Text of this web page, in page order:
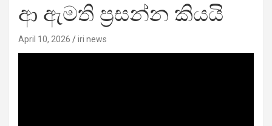
ආ ඇමති ප්‍රසන්න කියයි
April 10, 2026 iri news